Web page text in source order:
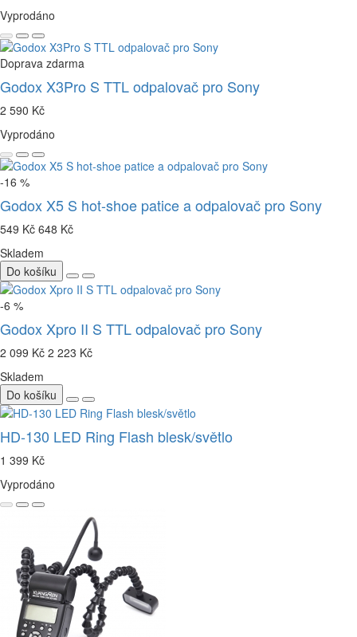
Vyprodáno
Doprava zdarma
Godox X3Pro S TTL odpalovač pro Sony
2 590 Kč
Vyprodáno
-16 %
Godox X5 S hot-shoe patice a odpalovač pro Sony
549 Kč 648 Kč
Skladem
Do košíku
-6 %
Godox Xpro II S TTL odpalovač pro Sony
2 099 Kč 2 223 Kč
Skladem
Do košíku
HD-130 LED Ring Flash blesk/světlo
1 399 Kč
Vyprodáno